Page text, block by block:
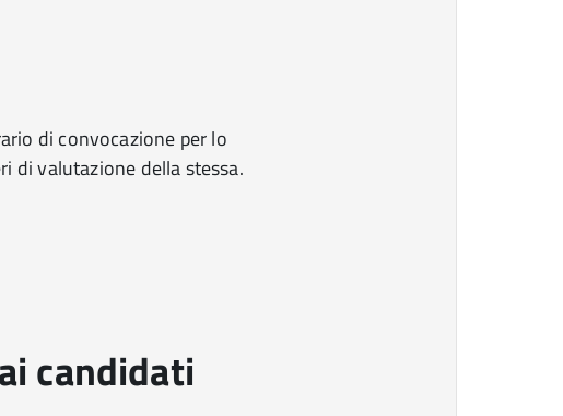
di convocazione per lo
di valutazione della stessa.
candidati